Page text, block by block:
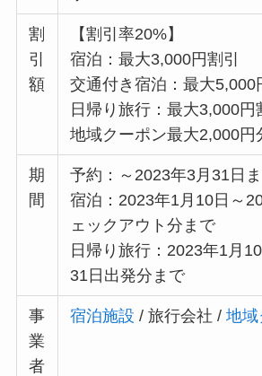
割
引
額
【割引率20%】
宿泊：最大3,000円割引
交通付き宿泊：最大5,000
日帰り旅行：最大3,000円
地域クーポン最大2,000円
期
間
予約：～2023年3月31日
宿泊：2023年1月10日～
ェックアウト分まで
日帰り旅行：2023年1月
31日出発分まで
事
業
者
宿泊施設 / 旅行会社 /地域